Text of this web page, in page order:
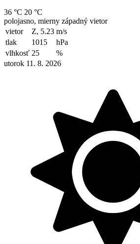
36 °C 20 °C
polojasno, mierny západný vietor
vietor
Z, 5.23 m/s
tlak
1015
hPa
vlhkosť 25
%
utorok 11. 8. 2026